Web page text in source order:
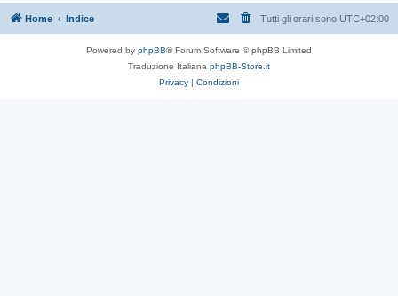
Home Indice Tutti gli orari sono UTC+02:00
Powered by phpBB® Forum Software © phpBB Limited
Traduzione Italiana phpBB-Store.it
Privacy | Condizioni